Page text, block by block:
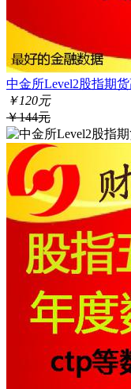
中金所Level2股指期
￥120元
￥144元